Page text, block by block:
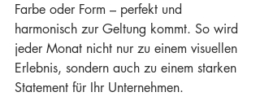
Farbe oder Form – perfekt und
harmonisch zur Geltung kommt. So wird
jeder Monat nicht nur zu einem visuellen
Erlebnis, sondern auch zu einem starken
Statement für Ihr Unternehmen.